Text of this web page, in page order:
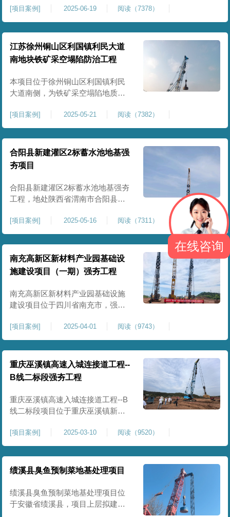
积约 20000 平方米，采用满场强夯
加固方式改善场地工程地质条件，
有效提高地基承载力、控制不均匀
沉降，满足变电站各类构支架、电
气设备及配套设施建设标准。本项
目是嵩县重要电力基础设施，投运
后优化区域电网布局，增强当
[项目案例] 2025-06-19 阅读（7378）
江苏徐州铜山区利国镇利民大道
南地块铁矿采空塌陷防治工程
本项目位于徐州铜山区利国镇利民
大道南侧，为铁矿采空塌陷地质灾
35000㎡。针对区域铁矿开采遗留的
地层松散、裂隙发育、塌陷沉降等
隐患，采用强夯工艺加固场地地
基，消除采空地质风险，提升场地
整体稳定性与承载力，彻底改善地
块建设条件，实现矿区地质灾害治
理与土地安全利用。
[项目案例] 2025-05-21 阅读（7382）
合阳县新建灌区2标蓄水池地基强
夯项目
合阳县新建灌区2标蓄水池地基强夯
工程，地处陕西省渭南市合阳县，
的关键前置工程，主要服务于片区
农业灌溉蓄水配套建设，为后续蓄
水池主体施工筑牢地基基础，保障
灌区水利设施长期稳定运行。本工
程核心施工内容为蓄水池场地地基
强夯加固处理，总强夯施工面积
25000㎡，施工完成后场地上部将新
[项目案例] 2025-05-16 阅读（7311）
南充高新区新材料产业园基础设
施建设项目（一期）强夯工程
南充高新区新材料产业园基础设施
建设项目位于四川省南充市，强夯
软弱土、回填土等复杂地质，采用
强夯地基加固，深层加固地基、提
升承载力、严控工后沉降，为厂
房、道路及配套设施筑牢基础。本
项目施工作业面积大，我司将整个
场地施工区域合理划分为若干个区
段，分区分段施工，投入强夯设备3
[项目案例] 2025-04-01 阅读（9743）
重庆巫溪镇高速入城连接道工程--
B线二标段强夯工程
重庆巫溪镇高速入城连接道工程--B
线二标段项目位于重庆巫溪镇新建
形成，回填完成，强夯施工一次，
极大考验我司与土方单位交叉施工
能力。每标段强夯施工完成，现场
工程师组织三方验收一次，确认工
施工质量，确保工程整体质量。在
施工过程中我司严格按照设计规范
[项目案例] 2025-03-10 阅读（9520）
绩溪县臭鱼预制菜地基处理项目
绩溪县臭鱼预制菜地基处理项目位
于安徽省绩溪县，项目上层拟建生
在线咨询